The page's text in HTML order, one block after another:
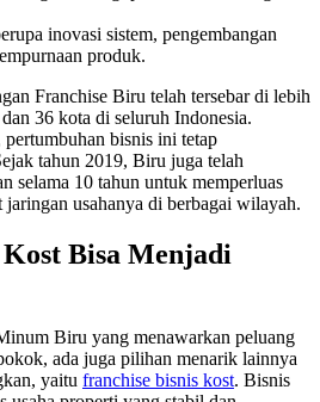
inovasi sistem, pengembangan
produk.
Franchise Biru telah tersebar di lebih
36 kota di seluruh Indonesia.
bisnis ini tetap
tahun 2019, Biru juga telah
selama 10 tahun untuk memperluas
jaringan usahanya di berbagai wilayah.
Bisa Menjadi
Biru yang menawarkan peluang
ada juga pilihan menarik lainnya
yaitu franchise bisnis kost. Bisnis